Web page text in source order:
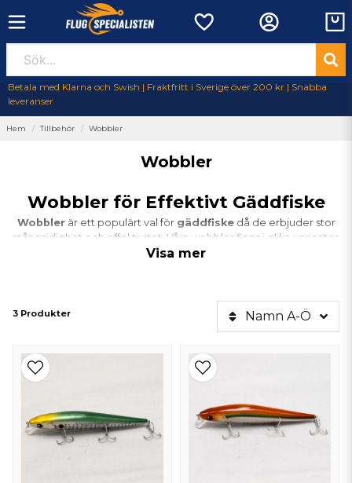
Betala med Klarna och Swish | Fraktfritt i Sverige över 200 kr | Snabba
leveranser
Hem Tillbehör Wobbler
Wobbler
Wobbler för Effektivt Gäddfiske
Wobblerär ett populärt val för gäddfiskedå de erbjuder stor
mångsidighet och effektivitet. Våra wobbler finns i olika varianter,
ochwobbler flyt
Varför Välja Wobbler?
Wobbler är designade för att imitera småfiskens rörelser, vilket gör
dem oemotståndliga för rovfiskar som gädda. De finns i olika
storlekar och simmönster för att matcha olika fiskesituationer. Med
vattenytan, medanwobbler sjunk
gör det möjligt att nå de djupare
vattenskikten där större gäddor ofta gömmer sig. Utforska vårt breda
sortiment för att förbättra ditt fiskeäventyr.
Visa mer
3 Produkter Namn A-Ö